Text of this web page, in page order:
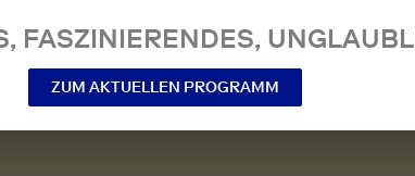
FASZINIERENDES,
ZUM AKTUELLEN PROGRAMM